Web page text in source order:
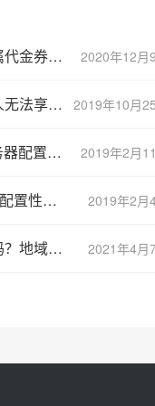
2020年12月
加入阿里云飞天会员享专属代金券和优惠折扣
2019年10月
阿里云服务器拼团提示同人无法享受新人折扣怎么办？
2019年2月
阿里云本地SSD型i1云服务器配置性能及优惠价格
2019年2月
阿里云内存型se1云服务器配置性能及优惠价格
2021年4月
阿里云服务器地域可以改吗？地域选错补救方法